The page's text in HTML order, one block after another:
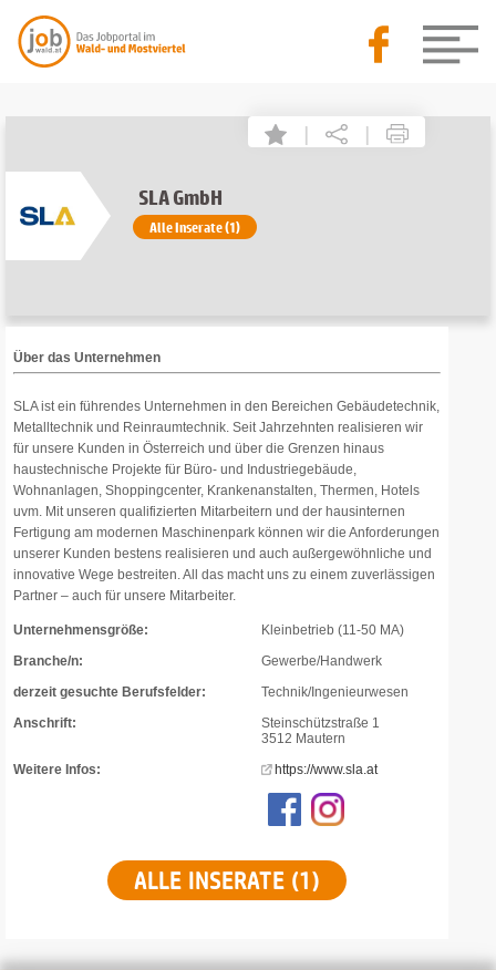
| |
SLA GmbH
Alle Inserate (1)
Über das Unternehmen
SLA ist ein führendes Unternehmen in den Bereichen Gebäudetechnik,
Metalltechnik und Reinraumtechnik. Seit Jahrzehnten realisieren wir
für unsere Kunden in Österreich und über die Grenzen hinaus
haustechnische Projekte für Büro- und Industriegebäude,
Wohnanlagen, Shoppingcenter, Krankenanstalten, Thermen, Hotels
uvm. Mit unseren qualifizierten Mitarbeitern und der hausinternen
Fertigung am modernen Maschinenpark können wir die Anforderungen
unserer Kunden bestens realisieren und auch außergewöhnliche und
innovative Wege bestreiten. All das macht uns zu einem zuverlässigen
Partner – auch für unsere Mitarbeiter.
Unternehmensgröße:
Kleinbetrieb (11-50 MA)
Branche/n:
Gewerbe/Handwerk
derzeit gesuchte Berufsfelder:
Technik/Ingenieurwesen
Anschrift:
Steinschützstraße 1
3512 Mautern
Weitere Infos:
https://www.sla.at
ALLE INSERATE (1)